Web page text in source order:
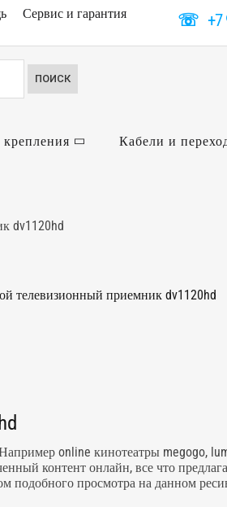
Сервис и гарантия
☏+7
ПОИСК
Кабели и
dv1120hd
телевизионный приемник dv1120hd
online кинотеатры megogo,
контент онлайн, все что
просмотра на данном